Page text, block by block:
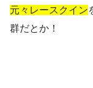
元々レースクイン
群だとか！